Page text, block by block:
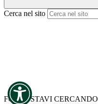
Cerca nel sito
FORSE STAVI CERCANDO